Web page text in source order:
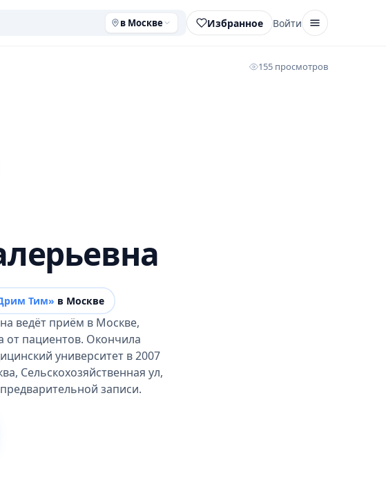
в Москве Избранное Войти
155 просмотров
Тим» в Москве
ведёт приём в Москве,
от пациентов. Окончила
университет в 2007
Сельскохозяйственная ул,
записи.